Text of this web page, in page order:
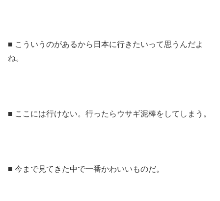
■ こういうのがあるから日本に行きたいって思うんだよ
ね。
■ ここには行けない。行ったらウサギ泥棒をしてしまう。
■ 今まで見てきた中で一番かわいいものだ。